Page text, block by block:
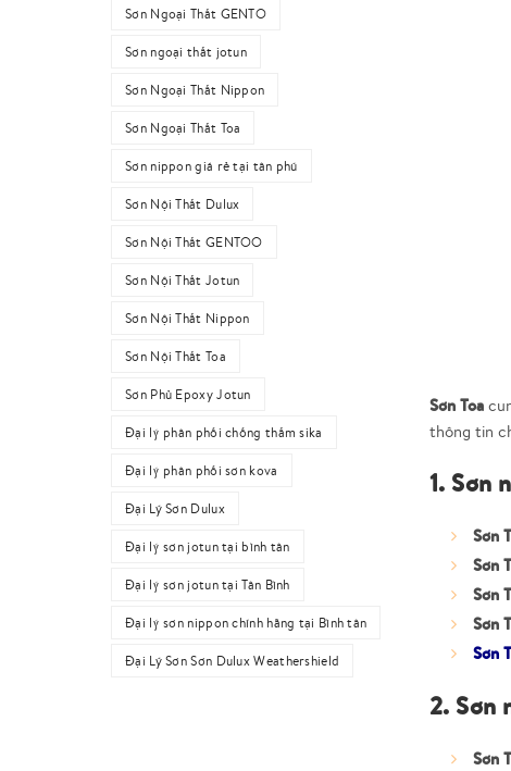
Sơn Toa
thông tin
1. Sơn
Sơn
Sơn
Sơn
Sơn
Sơn
2. Sơn
Sơn
Sơn Ngoại Thất GENTO
Sơn ngoại thất jotun
Sơn Ngoại Thất Nippon
Sơn Ngoại Thất Toa
Sơn nippon giá rẻ tại tân phú
Sơn Nội Thất Dulux
Sơn Nội Thất GENTOO
Sơn Nội Thất Jotun
Sơn Nội Thất Nippon
Sơn Nội Thất Toa
Sơn Phủ Epoxy Jotun
Đại lý phân phối chống thấm sika
Đại lý phân phối sơn kova
Đại Lý Sơn Dulux
Đại lý sơn jotun tại bình tân
Đại lý sơn jotun tại Tân Bình
Đại lý sơn nippon chính hãng tại Bình tân
Đại Lý Sơn Sơn Dulux Weathershield